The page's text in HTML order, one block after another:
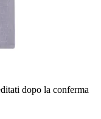
dopo la conferma